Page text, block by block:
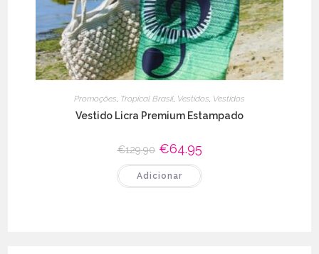
Promoções, Tropical Brasil, Vestidos, Vestidos
Vestido Licra Premium Estampado
€129.90 O
preço
original
era:
€129.90.
€64.95O
preço
Adicionar